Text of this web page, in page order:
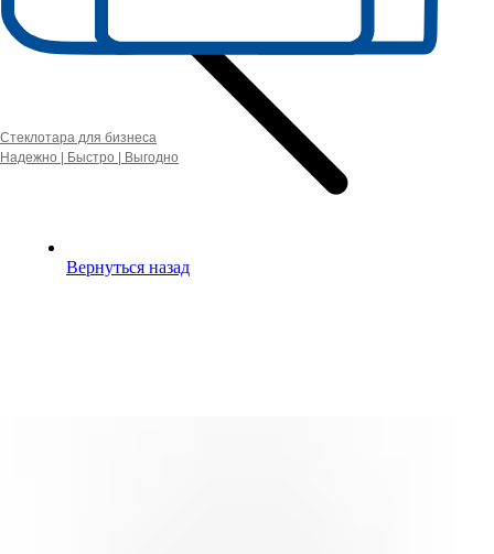
Стеклотара для бизнеса
Надежно | Быстро | Выгодно
Вернуться назад